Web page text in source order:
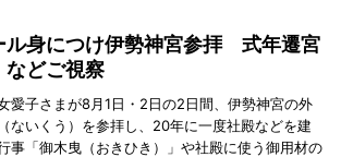
ル身につけ伊勢神宮参拝 式年遷宮
などご視察
愛子さまが8月1日・2日の2日間、伊勢神宮の外
ないくう）を参拝し、20年に一度社殿などを建
事「御木曳（おきひき）」や社殿に使う御用材の